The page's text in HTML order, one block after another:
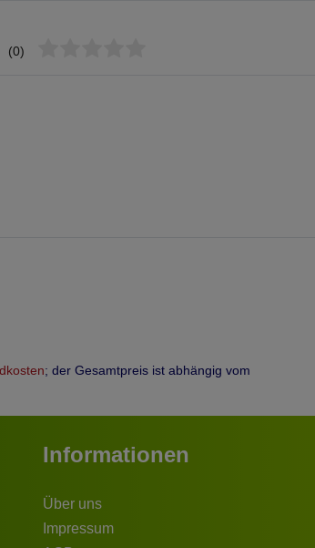
(0)
; der Gesamtpreis ist abhängig vom
Informationen
Über uns
Impressum